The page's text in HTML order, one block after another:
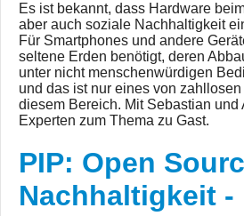
Es ist bekannt, dass Hardware
aber auch soziale Nachhaltigkeit
Für Smartphones und andere
seltene Erden benötigt, deren
unter nicht menschenwürdigen
und das ist nur eines von
diesem Bereich. Mit Sebastian und
Experten zum Thema zu Gast.
PIP: Open
Nachhaltigkeit -